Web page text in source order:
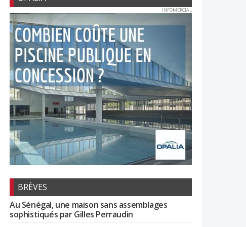
INFOMERCIAL
BRÈVES
Au Sénégal, une maison sans assemblages
sophistiqués par Gilles Perraudin